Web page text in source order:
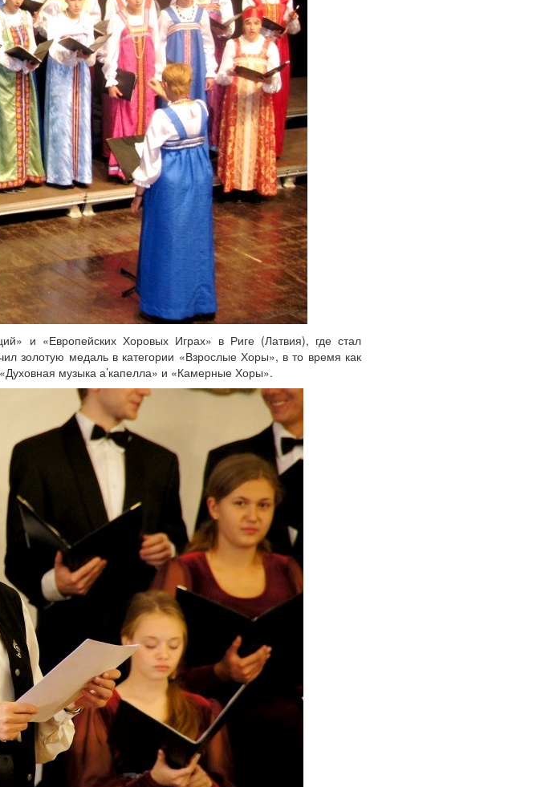
и «Европейских Хоровых Играх» в Риге (Латвия), где стал
золотую медаль в категории «Взрослые Хоры», в то время как
музыка а’капелла» и «Камерные Хоры».